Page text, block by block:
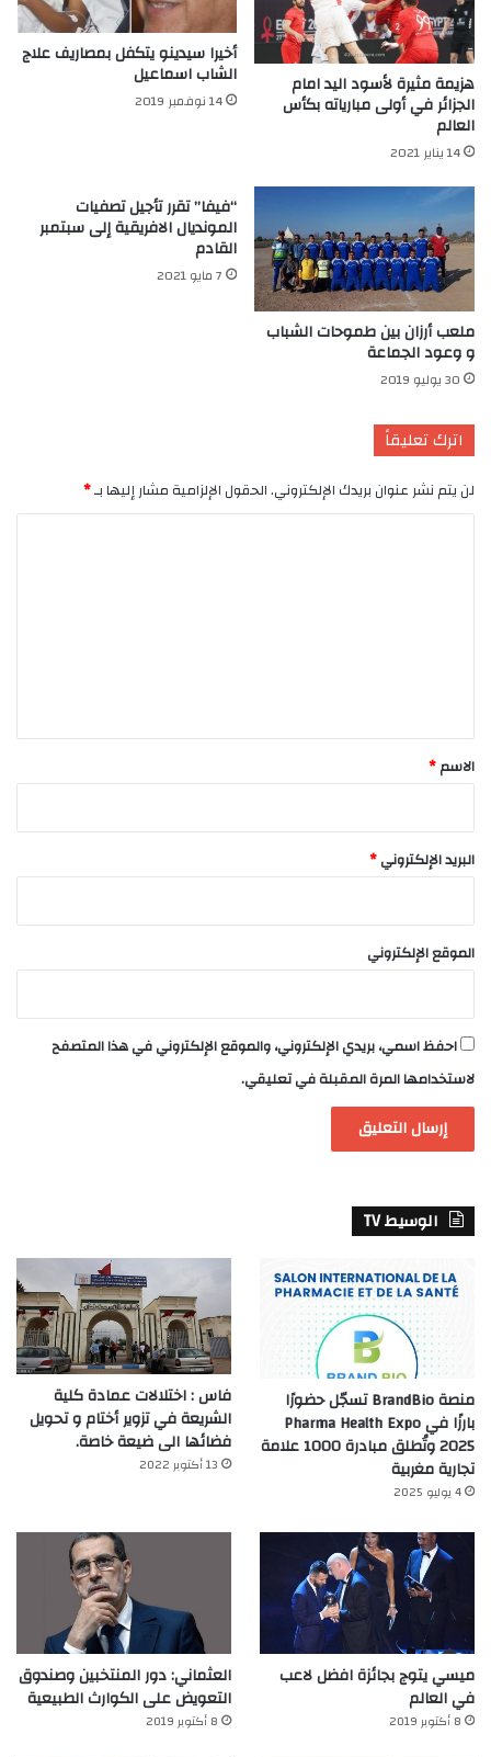
هزيمة مثيرة لأسود اليد امام
الجزائر في أولى مبارياته بكأس
العالم
14 يناير 2021
أخيرا سيدينو يتكفل بمصاريف علاج
الشاب اسماعيل
14 نوفمبر 2019
ملعب أرزان بين طموحات الشباب
و وعود الجماعة
30 يوليو 2019
“فيفا” تقرر تأجيل تصفيات
المونديال الافريقية إلى سبتمبر
القادم
7 مايو 2021
اترك تعليقاً
لن يتم نشر عنوان بريدك الإلكتروني.الحقول الإلزامية مشار إليها بـ*
*
الاسم*
البريد الإلكتروني*
الموقع الإلكتروني
احفظ اسمي، بريدي الإلكتروني، والموقع الإلكتروني في هذا المتصفح
لاستخدامها المرة المقبلة في تعليقي.
الوسيط TV
منصة BrandBio تسجّل حضورًا
بارزًا في Pharma Health Expo
2025 وتُطلق مبادرة 1000 علامة
تجارية مغربية
4 يوليو 2025
فاس : اختلالات عمادة كلية
الشريعة في تزوير أختام و تحويل
فضائها الى ضيعة خاصة.
13 أكتوبر 2022
ميسي يتوج بجائزة افضل لاعب
في العالم‎
8 أكتوبر 2019
العثماني: دور المنتخبين وصندوق
التعويض على الكوارث الطبيعية
8 أكتوبر 2019